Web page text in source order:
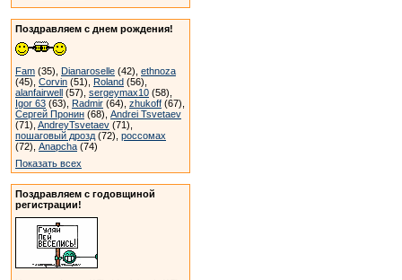
Поздравляем с днем рождения!
Fam (35), Dianaroselle (42), ethnoza
(45), Corvin (51), Roland (56),
alanfairwell (57), sergeymax10 (58),
Igor 63 (63), Radmir (64), zhukoff (67),
Сергей Пронин (68), Andrei Tsvetaev
(71), AndreyTsvetaev (71),
пошаговый дрозд (72), россомах
(72), Anapcha (74)
Показать всех
Поздравляем с годовщиной
регистрации!